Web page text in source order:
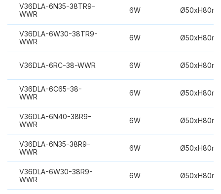
V36DLA-6N35-38TR9-
WWR
6W
V36DLA-6W30-38TR9-
WWR
6W
V36DLA-6RC-38-WWR 6W
V36DLA-6C65-38-
WWR
6W
V36DLA-6N40-38R9-
WWR
6W
V36DLA-6N35-38R9-
WWR
6W
V36DLA-6W30-38R9-
WWR
6W